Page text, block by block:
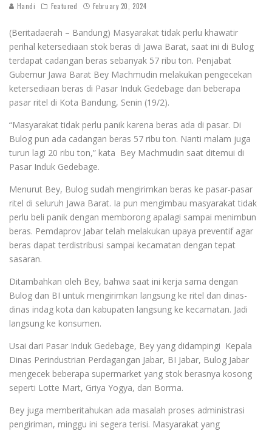
Handi Featured February 20, 2024
(Beritadaerah – Bandung) Masyarakat tidak perlu khawatir
perihal ketersediaan stok beras di Jawa Barat, saat ini di Bulog
terdapat cadangan beras sebanyak 57 ribu ton. Penjabat
Gubernur Jawa Barat Bey Machmudin melakukan pengecekan
ketersediaan beras di Pasar Induk Gedebage dan beberapa
pasar ritel di Kota Bandung, Senin (19/2).
“Masyarakat tidak perlu panik karena beras ada di pasar. Di
Bulog pun ada cadangan beras 57 ribu ton. Nanti malam juga
turun lagi 20 ribu ton,” kata Bey Machmudin saat ditemui di
Pasar Induk Gedebage.
Menurut Bey, Bulog sudah mengirimkan beras ke pasar-pasar
ritel di seluruh Jawa Barat. Ia pun mengimbau masyarakat tidak
perlu beli panik dengan memborong apalagi sampai menimbun
beras. Pemdaprov Jabar telah melakukan upaya preventif agar
beras dapat terdistribusi sampai kecamatan dengan tepat
sasaran.
Ditambahkan oleh Bey, bahwa saat ini kerja sama dengan
Bulog dan BI untuk mengirimkan langsung ke ritel dan dinas-
dinas indag kota dan kabupaten langsung ke kecamatan. Jadi
langsung ke konsumen.
Usai dari Pasar Induk Gedebage, Bey yang didampingi Kepala
Dinas Perindustrian Perdagangan Jabar, BI Jabar, Bulog Jabar
mengecek beberapa supermarket yang stok berasnya kosong
seperti Lotte Mart, Griya Yogya, dan Borma.
Bey juga memberitahukan ada masalah proses administrasi
pengiriman, minggu ini segera terisi. Masyarakat yang